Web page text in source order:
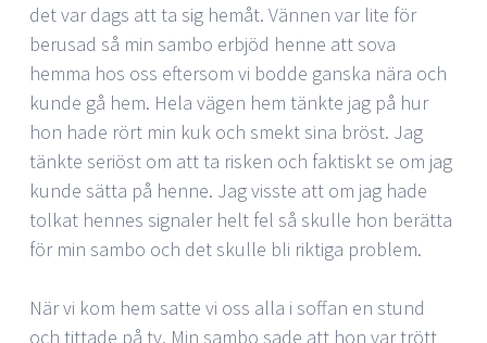
det var dags att ta sig hemåt. Vännen var lite för
berusad så min sambo erbjöd henne att sova
hemma hos oss eftersom vi bodde ganska nära och
kunde gå hem. Hela vägen hem tänkte jag på hur
hon hade rört min kuk och smekt sina bröst. Jag
tänkte seriöst om att ta risken och faktiskt se om jag
kunde sätta på henne. Jag visste att om jag hade
tolkat hennes signaler helt fel så skulle hon berätta
för min sambo och det skulle bli riktiga problem.
När vi kom hem satte vi oss alla i soffan en stund
och tittade på tv. Min sambo sade att hon var trött